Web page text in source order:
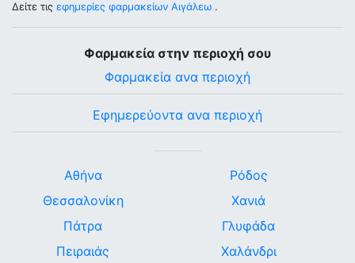
Δείτε τις εφημερίες φαρμακείων Αιγάλεω .
Φαρμακεία στην περιοχή σου
Φαρμακεία ανα περιοχή
Εφημερεύοντα ανα περιοχή
Αθήνα
Θεσσαλονίκη
Πάτρα
Πειραιάς
Ρόδος
Χανιά
Γλυφάδα
Χαλάνδρι